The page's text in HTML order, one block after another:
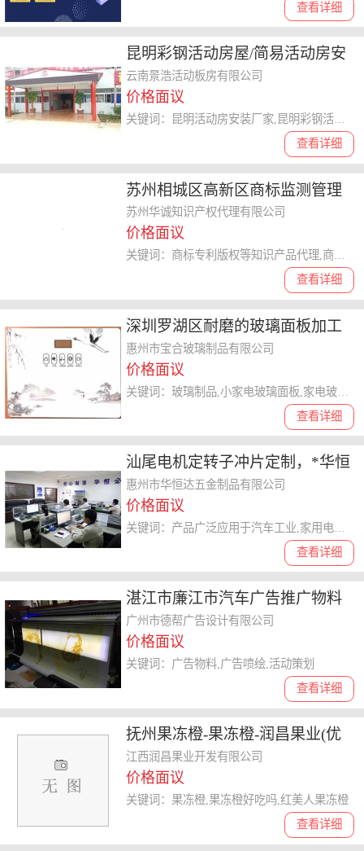
查看详细
昆明彩钢活动房屋/简易活动房安
装厂家
云南景浩活动板房有限公司
价格面议
查看详细
苏州相城区高新区商标监测管理
商标公司详情请骚扰
苏州华诚知识产权代理有限公司
价格面议
查看详细
关键词：商标专利版权等知识产品代理,商务咨询服务,企业管理咨询
深圳罗湖区耐磨的玻璃面板加工
厂低成本高效率欢迎了解我们
惠州市宝合玻璃制品有限公司
价格面议
查看详细
汕尾电机定转子冲片定制，*华恒
达质高业精欢迎交流
惠州市华恒达五金制品有限公司
价格面议
查看详细
湛江市廉江市汽车广告推广物料
价格欢迎到访
广州市德帮广告设计有限公司
价格面议
查看详细
关键词：广告物料,广告喷绘,活动策划
抚州果冻橙-果冻橙-润昌果业(优
质商家)
江西润昌果业开发有限公司
价格面议
查看详细
关键词：果冻橙,果冻橙好吃吗,红美人果冻橙